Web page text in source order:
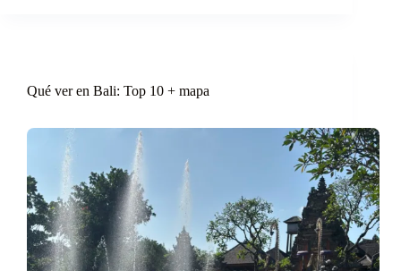
Qué ver en Bali: Top 10 + mapa